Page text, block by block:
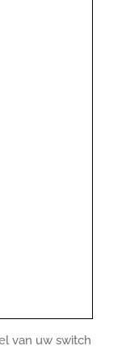
van uw switch